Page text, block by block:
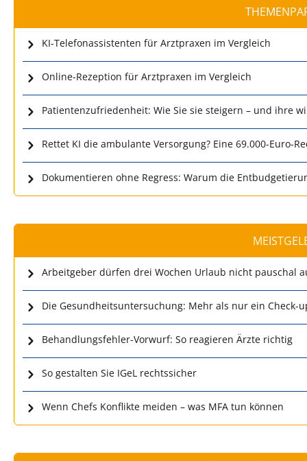
KI-Telefonassistenten für Arztpraxen im Vergleich
Online-Rezeption für Arztpraxen im Vergleich
Patientenzufriedenheit: Wie Sie sie steigern – und ihre
Rettet KI die ambulante Versorgung? Eine 69.000-Euro-
Dokumentieren ohne Regress: Warum die
Arbeitgeber dürfen drei Wochen Urlaub nicht pauschal
Die Gesundheitsuntersuchung: Mehr als nur ein Check-
Behandlungsfehler-Vorwurf: So reagieren Ärzte richtig
So gestalten Sie IGeL rechtssicher
Wenn Chefs Konflikte meiden – was MFA tun können